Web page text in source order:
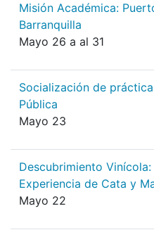
Misión Académica:
Barranquilla
Mayo 26 a al 31
Socialización de
Pública
Mayo 23
Descubrimiento Vinícola:
Experiencia de Cata y
Mayo 22